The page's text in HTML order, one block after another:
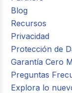
Blog
Recursos
Privacidad
Protección de
Garantía Cero
Preguntas
Explora lo